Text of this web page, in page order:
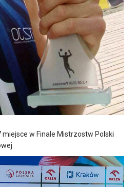
miejsce w Finale Mistrzostw Polski